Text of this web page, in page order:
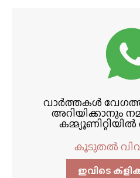
വാർത്തകൾ
അറിയിക്കാനും
കൂടുതൽ
ഇവിടെ